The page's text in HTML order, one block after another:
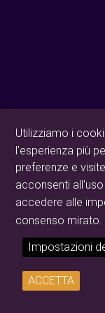
Utilizziamo i
l'esperienza più
preferenze e
acconsenti
accedere alle
consenso mirato.
Impostazioni
ACCETTA